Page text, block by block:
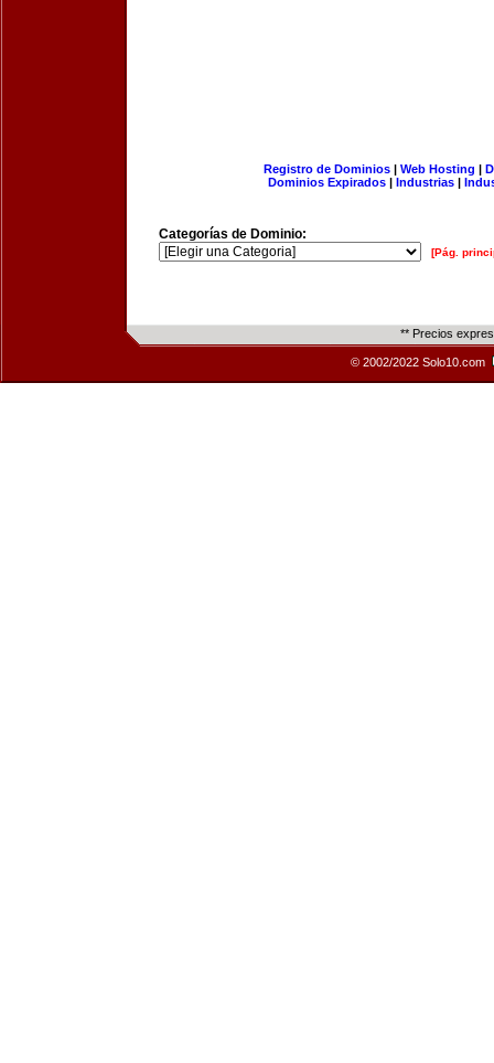
Registro de Dominios| Web Hosting |
Dominios Expirados | Industrias |
Categorías de Dominio:
[Pág.
** Precios
© 2002/2022 Solo10.com